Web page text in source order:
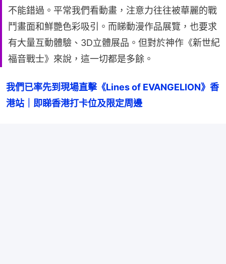
不能錯過。平常我們看動畫，注意力往往被華麗的戰
鬥畫面和鮮艷色彩吸引。而睇動漫作品展覽，也要求
有大量互動體驗、3D立體展品。但對於神作《新世紀
福音戰士》來說，這一切都是多餘。
我們已率先到現場直擊《Lines of EVANGELION》香
港站｜即睇香港打卡位及限定周邊